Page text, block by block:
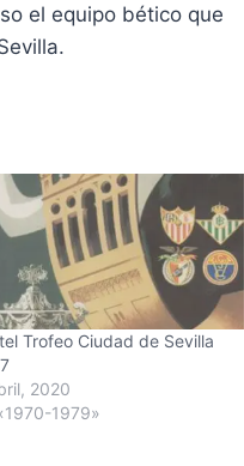
el equipo bético que
Trofeo Ciudad de Sevilla
2020
1979»